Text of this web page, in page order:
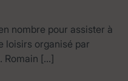
nombre pour assister à
loisirs organisé par
Romain […]